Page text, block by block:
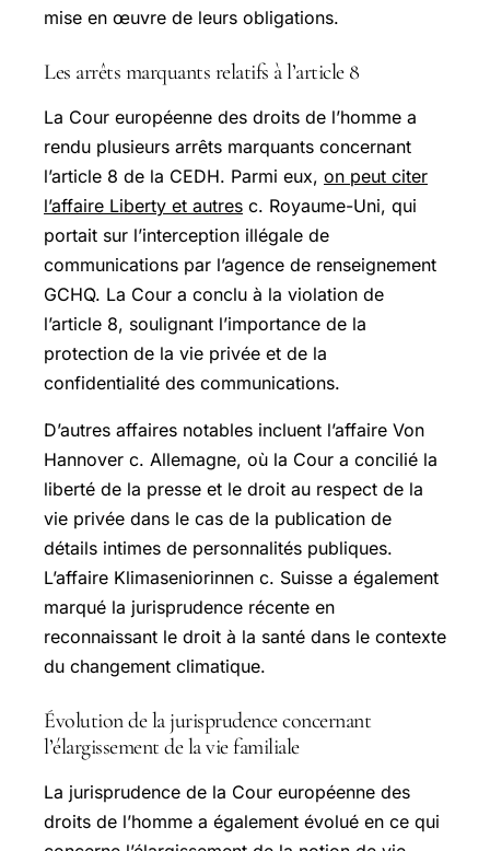
mise en œuvre de leurs obligations.
Les arrêts marquants relatifs à l’article 8
La Cour européenne des droits de l’homme a
rendu plusieurs arrêts marquants concernant
l’article 8 de la CEDH. Parmi eux, on peut citer
l’affaire Liberty et autres c. Royaume-Uni, qui
portait sur l’interception illégale de
communications par l’agence de renseignement
GCHQ. La Cour a conclu à la violation de
l’article 8, soulignant l’importance de la
protection de la vie privée et de la
confidentialité des communications.
D’autres affaires notables incluent l’affaire Von
Hannover c. Allemagne, où la Cour a concilié la
liberté de la presse et le droit au respect de la
vie privée dans le cas de la publication de
détails intimes de personnalités publiques.
L’affaire Klimaseniorinnen c. Suisse a également
marqué la jurisprudence récente en
reconnaissant le droit à la santé dans le contexte
du changement climatique.
Évolution de la jurisprudence concernant
l’élargissement de la vie familiale
La jurisprudence de la Cour européenne des
droits de l’homme a également évolué en ce qui